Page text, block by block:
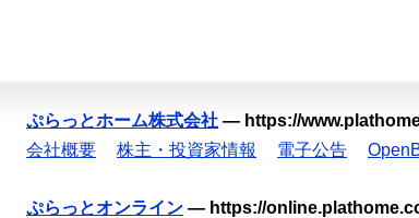
ぷらっとホーム株式会社 — https://
会社概要
株主・投資家情報 電子公告
ぷらっとオンライン — https://